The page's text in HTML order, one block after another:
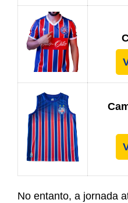
No entanto, a jornada